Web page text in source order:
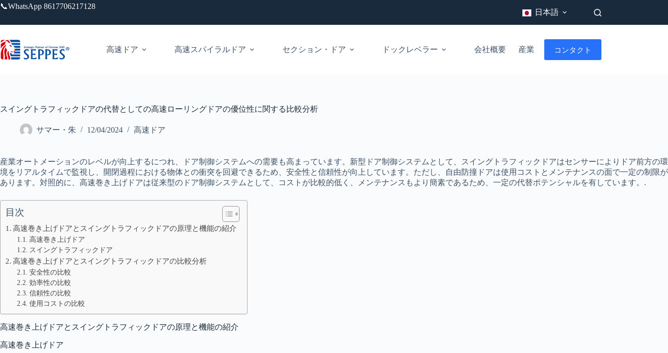
跳
内
📞WhatsApp 8617706217128
日本語
高速ドア 高速スパイラルドア セクション・ドア ドックレベラー​ 会社概要 産業 ブログ
コンタクト
スイングトラフィックドアの代替としての高速ローリングドアの優位性に関する比較分析
サマー・朱 12/04/2024 高速ドア
産業オートメーションのレベルが向上するにつれ、ドア制御システムへの需要も高まっています。新型ドア制御システムとして、スイングトラフィックドアはセンサーによりドア前方の環
境をリアルタイムで監視し、開閉過程における物体との衝突を回避できるため、安全性と信頼性が向上しています。ただし、自由防撞ドアは使用コストとメンテナンスの面で一定の制限が
あります。対照的に、高速巻き上げドアは従来型のドア制御システムとして、コストが比較的低く、メンテナンスもより簡素であるため、一定の代替ポテンシャルを有しています。.
目次
高速巻き上げドアとスイングトラフィックドアの原理と機能の紹介
高速巻き上げドア
スイングトラフィックドア
高速巻き上げドアとスイングトラフィックドアの比較分析
安全性の比較
効率性の比較
信頼性の比較
使用コストの比較
高速巻き上げドアとスイングトラフィックドアの原理と機能の紹介
高速巻き上げドア